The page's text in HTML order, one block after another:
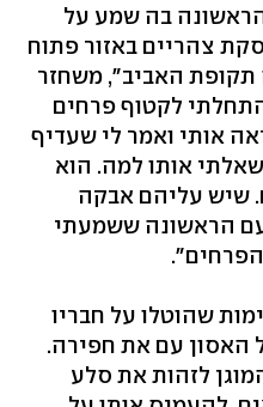
בה שמע על
צהריים באזור פתוח
תקופת האביב", משחזר
לקטוף פרחים
אותי ואמר לי שעדיף
אותו למה. הוא
שיש עליהם אבקה
הראשונה ששמעתי
שהוטלו על חבריו
האסון עם את חפירה.
לזהות את סלע